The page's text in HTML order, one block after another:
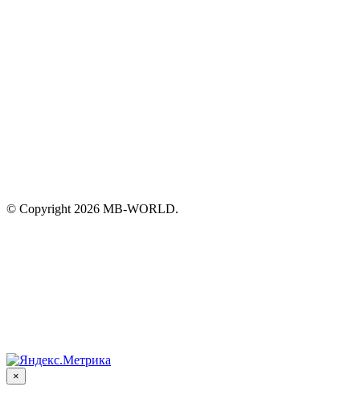
© Copyright 2026 MB-WORLD.
×